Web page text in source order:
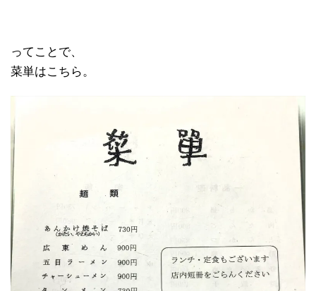
ってことで、
菜単はこちら。